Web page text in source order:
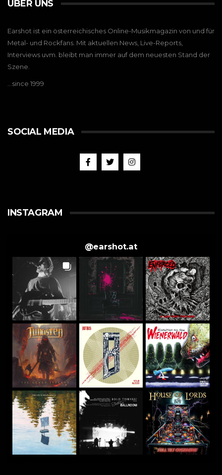
ÜBER UNS
Earshot ist ein österreichisches Online-Musikmagazin von und für
Metal- und Rockfans. Mit aktuellen News, Live-Reports,
Interviews uvm. bleibt man immer auf dem neuesten Stand der
Szene.
…since 1999
SOCIAL MEDIA
INSTAGRAM
@earshot.at